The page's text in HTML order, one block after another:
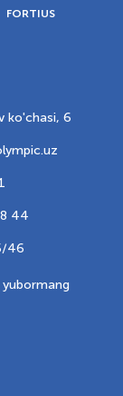
FORTIUS
ko'chasi, 6
44
46